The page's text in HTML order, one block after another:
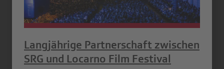
Langjährige Partnerschaft zwischen
SRG und Locarno Film Festival